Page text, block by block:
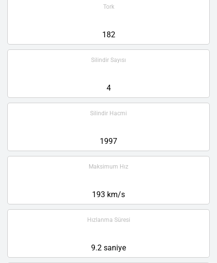
Tork
182
Silindir Sayısı
4
Silindir Hacmi
1997
Maksimum Hız
193 km/s
Hızlanma Süresi
9.2 saniye